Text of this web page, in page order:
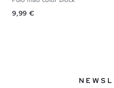
Precio
9,99 €